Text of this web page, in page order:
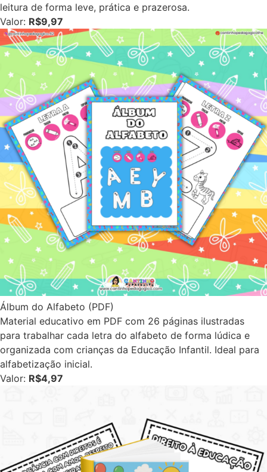
leitura de forma leve, prática e prazerosa.
Valor: R$9,97
Álbum do Alfabeto (PDF)
Material educativo em PDF com 26 páginas ilustradas
para trabalhar cada letra do alfabeto de forma lúdica e
organizada com crianças da Educação Infantil. Ideal para
alfabetização inicial.
Valor: R$4,97